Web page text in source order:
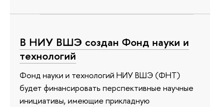
В НИУ ВШЭ создан Фонд науки и
технологий
Фонд науки и технологий НИУ ВШЭ (ФНТ)
будет финансировать перспективные научные
инициативы, имеющие прикладную